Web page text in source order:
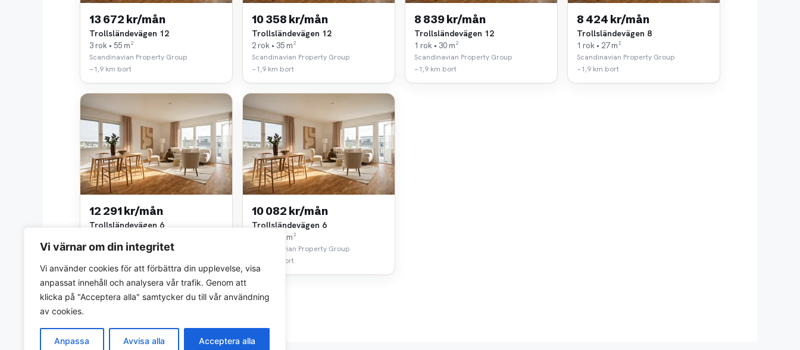
Vi värnar om din integritet
Vi använder cookies för att förbättra din upplevelse, visa
anpassat innehåll och analysera vår trafik. Genom att
klicka på "Acceptera alla" samtycker du till vår användning
av cookies.
Anpassa Avvisa alla Acceptera alla
13 672 kr/mån
Trollsländevägen 12
3 rok • 55 m²
Scandinavian Property Group
~1,9 km bort
10 358 kr/mån
Trollsländevägen 12
2 rok • 35 m²
Scandinavian Property Group
~1,9 km bort
8 839 kr/mån
Trollsländevägen 12
1 rok • 30 m²
Scandinavian Property Group
~1,9 km bort
8 424 kr/mån
Trollsländevägen 8
1 rok • 27 m²
Scandinavian Property Group
~1,9 km bort
12 291 kr/mån
Trollsländevägen 6
Scandinavian Property Group
10 082 kr/mån
Trollsländevägen 6
2 rok • 33 m²
Scandinavian Property Group
~2,0 km bort